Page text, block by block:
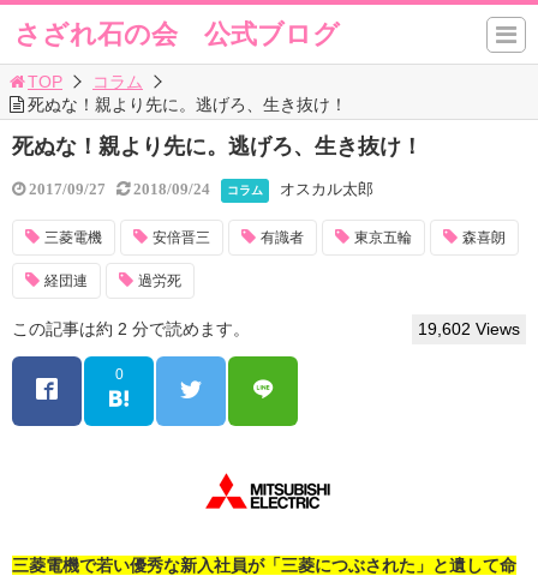
さざれ石の会 公式ブログ
TOP
コラム
死ぬな！親より先に。逃げろ、生き抜け！
死ぬな！親より先に。逃げろ、生き抜け！
2017/09/27 2018/09/24 コラム オスカル太郎
三菱電機 安倍晋三 有識者 東京五輪 森喜朗
経団連 過労死
この記事は約 2 分で読めます。 19,602 Views
0
三菱電機で若い優秀な新入社員が「三菱につぶされた」と遺して命